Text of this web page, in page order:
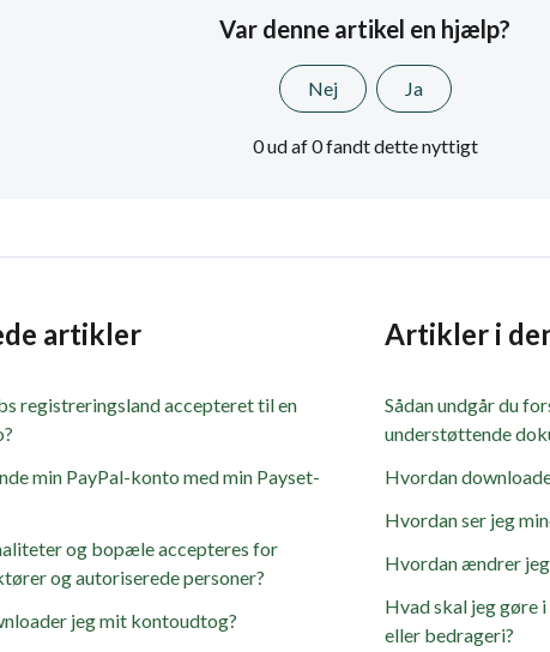
Var denne artikel en hjælp?
Nej Ja
0 ud af 0 fandt dette nyttigt
artikler
registreringsland accepteret til en
min PayPal-konto med min Payset-
og bopæle accepteres for
og autoriserede personer?
jeg mit kontoudtog?
Artikler i
Sådan undgår du
understøttende
Hvordan
Hvordan ser jeg
Hvordan ændrer
Hvad skal jeg gøre
eller bedrageri?